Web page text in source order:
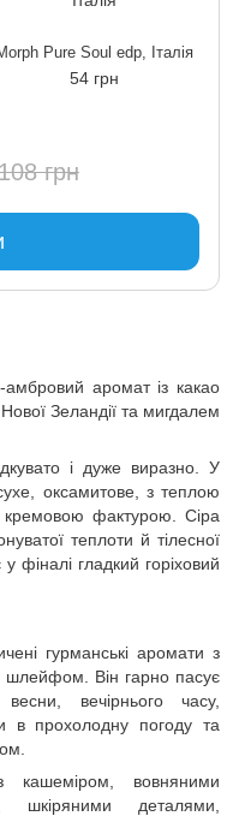
Pure Soul edp, Італія
54 грн
грн
аромат із какао
Зеландії та мигдалем
і дуже виразно. У
оксамитове, з теплою
фактурою. Сіра
теплоти й тілесної
фіналі гладкий горіховий
гурманські аромати з
Він гарно пасує
вечірнього часу,
в прохолодну погоду та
кашеміром, вовняними
шкіряними деталями,